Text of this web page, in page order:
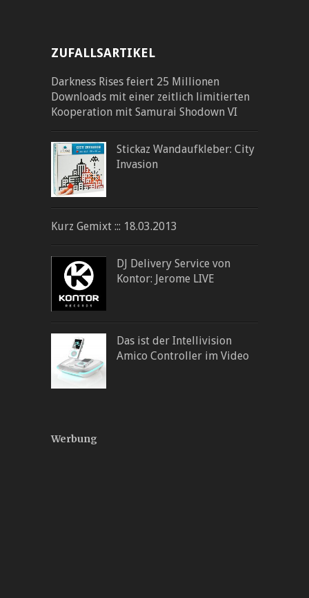
ZUFALLSARTIKEL
Darkness Rises feiert 25 Millionen
Downloads mit einer zeitlich limitierten
Kooperation mit Samurai Shodown VI
Stickaz Wandaufkleber: City
Invasion
Kurz Gemixt ::: 18.03.2013
DJ Delivery Service von
Kontor: Jerome LIVE
Das ist der Intellivision
Amico Controller im Video
Werbung